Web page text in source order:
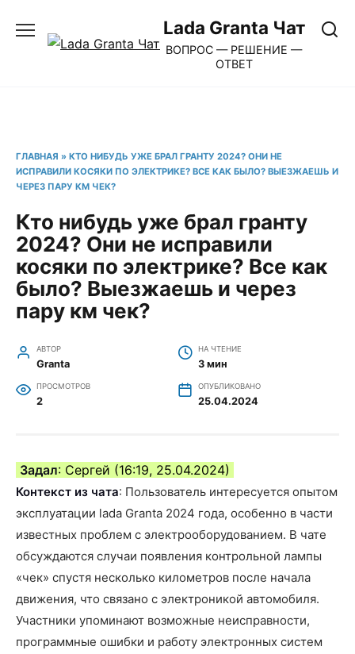
содержанию
Lada Granta Чат
ВОПРОС — РЕШЕНИЕ —
ОТВЕТ
ГЛАВНАЯ » КТО НИБУДЬ УЖЕ БРАЛ ГРАНТУ 2024? ОНИ НЕ
ИСПРАВИЛИ КОСЯКИ ПО ЭЛЕКТРИКЕ? ВСЕ КАК БЫЛО? ВЫЕЗЖАЕШЬ И
ЧЕРЕЗ ПАРУ КМ ЧЕК?
Кто нибудь уже брал гранту
2024? Они не исправили
косяки по электрике? Все как
было? Выезжаешь и через
пару км чек?
АВТОР
Granta
НА ЧТЕНИЕ
3 мин
ПРОСМОТРОВ
2
ОПУБЛИКОВАНО
25.04.2024
Задал: Сергей (16:19, 25.04.2024)
Контекст из чата: Пользователь интересуется опытом
эксплуатации lada Granta 2024 года, особенно в части
известных проблем с электрооборудованием. В чате
обсуждаются случаи появления контрольной лампы
«чек» спустя несколько километров после начала
движения, что связано с электроникой автомобиля.
Участники упоминают возможные неисправности,
программные ошибки и работу электронных систем